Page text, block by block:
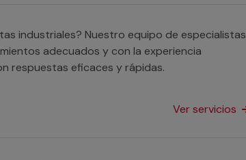
industriales? Nuestro equipo de especialistas
adecuados y con la experiencia
respuestas eficaces y rápidas.
Ver servicios